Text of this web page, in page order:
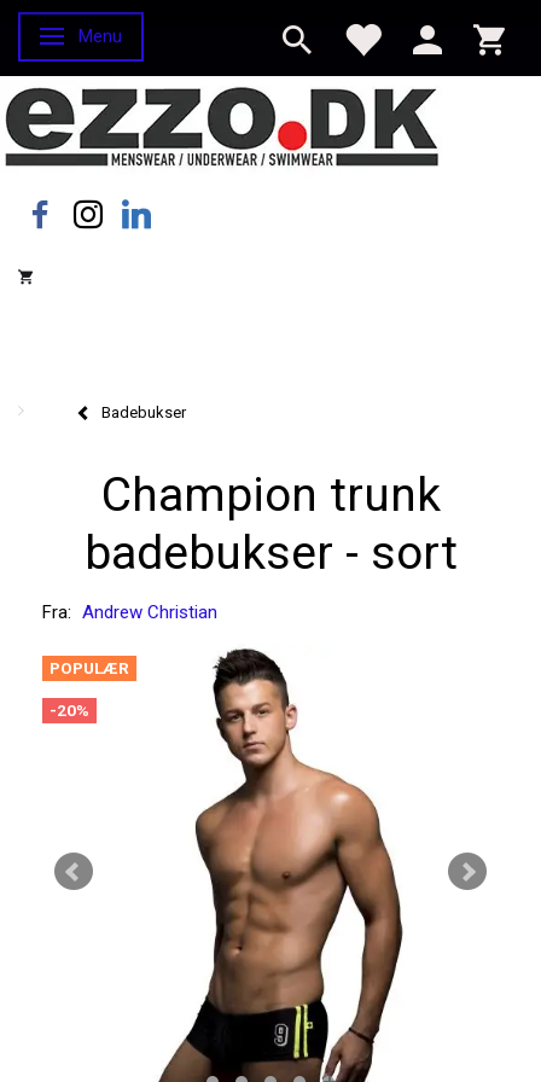
Skifte navigation
Menu
Badebukser
Champion trunk
badebukser - sort
Fra: Andrew Christian
POPULÆR
-20%